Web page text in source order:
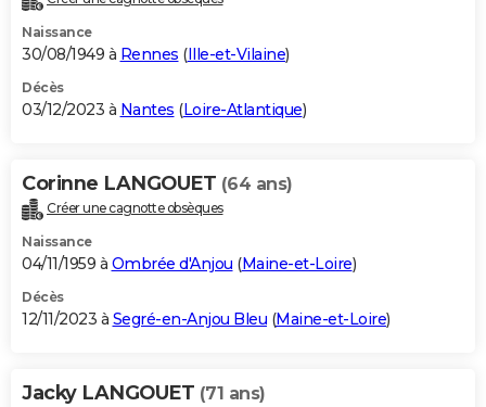
Naissance
30/08/1949 à Rennes (Ille-et-Vilaine)
Décès
03/12/2023 à Nantes (Loire-Atlantique)
Corinne LANGOUET (64 ans)
Créer une cagnotte obsèques
Naissance
04/11/1959 à Ombrée d'Anjou (Maine-et-Loire)
Décès
12/11/2023 à Segré-en-Anjou Bleu (Maine-et-Loire)
Jacky LANGOUET (71 ans)